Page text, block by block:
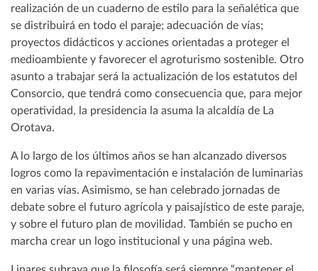
realización de un cuaderno de estilo para la señalética que
se distribuirá en todo el paraje; adecuación de vías;
proyectos didácticos y acciones orientadas a proteger el
medioambiente y favorecer el agroturismo sostenible. Otro
asunto a trabajar será la actualización de los estatutos del
Consorcio, que tendrá como consecuencia que, para mejor
operatividad, la presidencia la asuma la alcaldía de La
Orotava.
A lo largo de los últimos años se han alcanzado diversos
logros como la repavimentación e instalación de luminarias
en varias vías. Asimismo, se han celebrado jornadas de
debate sobre el futuro agrícola y paisajístico de este paraje,
y sobre el futuro plan de movilidad. También se pucho en
marcha crear un logo institucional y una página web.